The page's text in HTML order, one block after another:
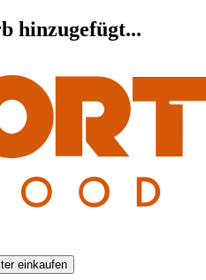
hinzugefügt...
einkaufen